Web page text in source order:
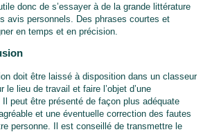
donc de s’essayer à de la grande littérature
avis personnels. Des phrases courtes et
en temps et en précision.
doit être laissé à disposition dans un classeur
lieu de travail et faire l’objet d’une
peut être présenté de façon plus adéquate
et une éventuelle correction des fautes
personne. Il est conseillé de transmettre le